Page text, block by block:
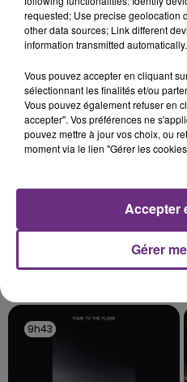
C'était l'une des
rémois. Le magasin
fermer ses portes.
9h50
9h50
9h43
9h43
requested; Use precise geolocation
other data sources; Link different
information transmitted automatically.
Vous pouvez accepter en cliquant
sélectionnant les finalités et/ou
Vous pouvez également refuser en
accepter". Vos préférences ne
pouvez mettre à jour vos choix, ou
moment via le lien "Gérer les
Gérer
Accepter